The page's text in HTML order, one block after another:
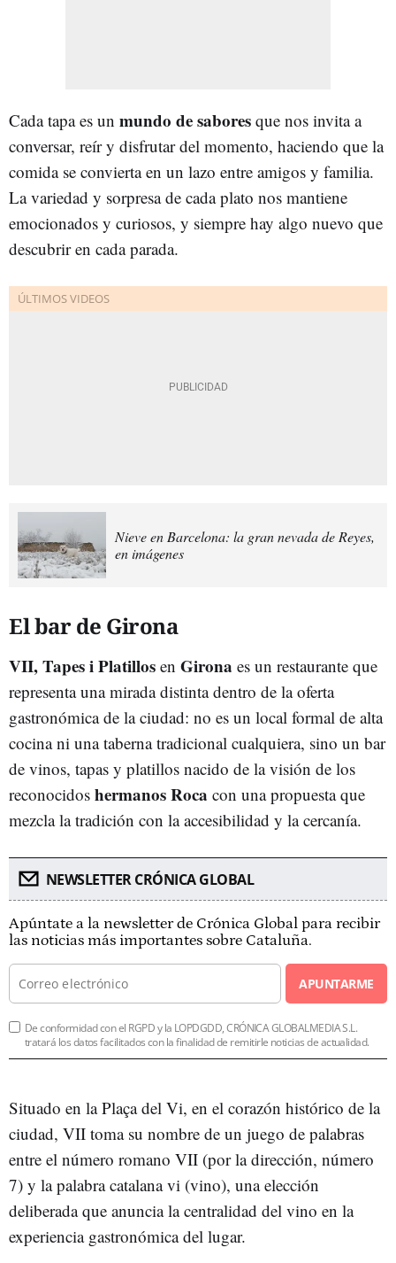
Cada tapa es un mundo de sabores que nos invita a
conversar, reír y disfrutar del momento, haciendo que la
comida se convierta en un lazo entre amigos y familia.
La variedad y sorpresa de cada plato nos mantiene
emocionados y curiosos, y siempre hay algo nuevo que
descubrir en cada parada.
Nieve en Barcelona: la gran nevada de Reyes,
en imágenes
El bar de Girona
VII, Tapes i Platillos en Girona es un restaurante que
representa una mirada distinta dentro de la oferta
gastronómica de la ciudad: no es un local formal de alta
cocina ni una taberna tradicional cualquiera, sino un bar
de vinos, tapas y platillos nacido de la visión de los
reconocidos hermanos Roca con una propuesta que
mezcla la tradición con la accesibilidad y la cercanía.
NEWSLETTER CRÓNICA GLOBAL
Apúntate a la newsletter de Crónica Global para recibir
las noticias más importantes sobre Cataluña.
APUNTARME
De conformidad con el RGPD y la LOPDGDD, CRÓNICA GLOBALMEDIA S.L.
tratará los datos facilitados con la finalidad de remitirle noticias de actualidad.
Situado en la Plaça del Vi, en el corazón histórico de la
ciudad, VII toma su nombre de un juego de palabras
entre el número romano VII (por la dirección, número
7) y la palabra catalana vi (vino), una elección
deliberada que anuncia la centralidad del vino en la
experiencia gastronómica del lugar.